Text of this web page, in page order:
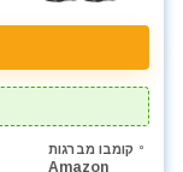
מקדחים
מקצוע ידני
משאבה טבולה
קומבו מברגות
Amazon